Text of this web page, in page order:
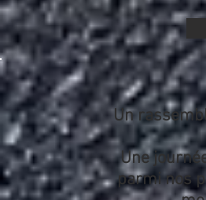
Un
Une
parmi nos